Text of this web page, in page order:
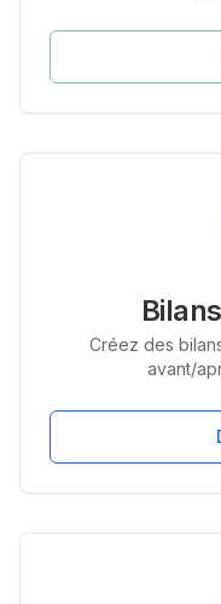
Créez des
avant/